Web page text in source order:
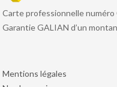
Carte professionnelle
Garantie GALIAN d’un
Mentions légales